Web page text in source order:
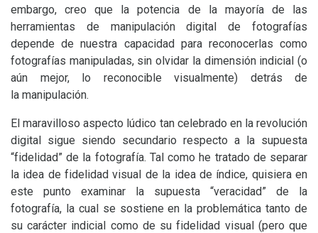
embargo, creo que la potencia de la mayoría de las
herramientas de manipulación digital de fotografías
depende de nuestra capacidad para reconocerlas como
fotografías manipuladas, sin olvidar la dimensión indicial (o
aún mejor, lo reconocible visualmente) detrás de
la manipulación.
El maravilloso aspecto lúdico tan celebrado en la revolución
digital sigue siendo secundario respecto a la supuesta
“fidelidad” de la fotografía. Tal como he tratado de separar
la idea de fidelidad visual de la idea de índice, quisiera en
este punto examinar la supuesta “veracidad” de la
fotografía, la cual se sostiene en la problemática tanto de
su carácter indicial como de su fidelidad visual (pero que